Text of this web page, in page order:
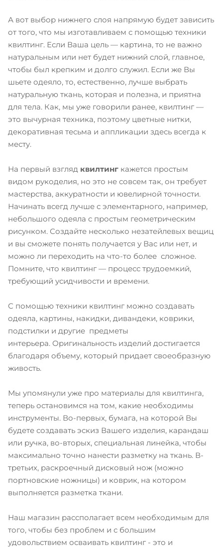
А вот выбор нижнего слоя напрямую будет зависить
от того, что мы изготавливаем с помощью техники
квилтинг. Если Ваша цель — картина, то не важно
натуральным или нет будет нижний слой, главное,
чтобы был крепким и долго служил. Если же Вы
шьете одеяло, то, естественно, лучше выбрать
натуральную ткань, которая и полезна, и приятна
для тела. Как, мы уже говорили ранее, квилтинг —
это вычурная техника, поэтому цветные нитки,
декоративная тесьма и аппликации здесь всегда к
месту.
На первый взгляд квилтинг кажется простым
видом рукоделия, но это не совсем так, он требует
мастерства, аккуратности и ювелирной точности.
Начинать всегд лучше с элементарного, например,
небольшого одеяла с простым геометрическим
рисунком. Создайте несколько незатейлевых вещиц
и вы сможете понять получается у Вас или нет, и
можно ли переходить на что-то более сложное.
Помните, что квилтинг — процесс трудоемкий,
требующий усидчивости и времени.
С помощью техники квилтинг можно создавать
одеяла, картины, накидки, дивандеки, коврики,
подстилки и другие предметы
интерьера. Оригинальность изделий достигается
благодаря объему, который придает своеобразную
живость.
Мы упомянули уже про материалы для квилтинга,
теперь остановимся на том, какие необходимы
инструменты. Во-первых, бумага, на которой Вы
будете создавать эскиз Вашего изделия, карандаш
или ручка, во-вторых, специальная линейка, чтобы
максимально точно нанести разметку на ткань. В-
третьих, раскроечный дисковый нож (можно
портновские ножницы) и коврик, на котором
выполняется разметка ткани.
Наш магазин рассполагает всем необходимым для
того, чтобы без проблем и с большим
удовольствием осваивать квилтинг - это и